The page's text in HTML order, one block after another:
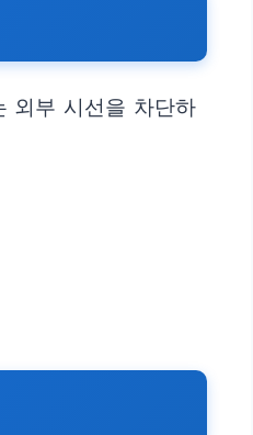
외부 시선을 차단하